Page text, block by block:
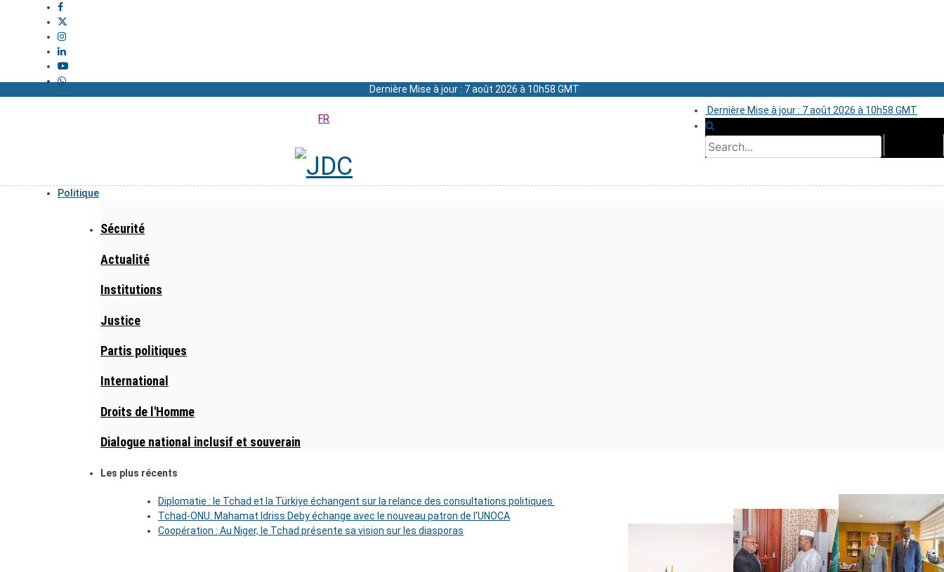
Dernière Mise à jour : 7 août 2026 à 10h58 GMT
Dernière Mise à jour : 7 août 2026 à 10h58 GMT
FR
Politique
Sécurité
Actualité
Institutions
Justice
Partis politiques
International
Droits de l'Homme
Dialogue national inclusif et souverain
Les plus récents
Diplomatie : le Tchad et la Türkiye échangent sur la relance des consultations politiques
Tchad-ONU: Mahamat Idriss Deby échange avec le nouveau patron de l’UNOCA
Coopération : Au Niger, le Tchad présente sa vision sur les diasporas